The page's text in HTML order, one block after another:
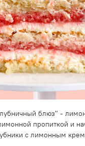
блюз" -
пропиткой и
с лимонным